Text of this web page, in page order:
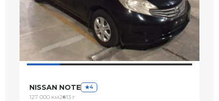
NISSAN NOTE 4
127 000 км2013 г